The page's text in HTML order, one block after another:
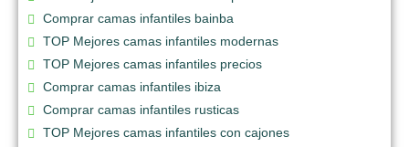
Comprar camas infantiles bainba
TOP Mejores camas infantiles modernas
TOP Mejores camas infantiles precios
Comprar camas infantiles ibiza
Comprar camas infantiles rusticas
TOP Mejores camas infantiles con cajones